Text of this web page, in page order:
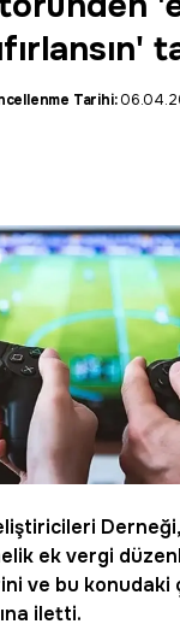
Tarihi:
ek vergi
ve bu konudaki
iletti.